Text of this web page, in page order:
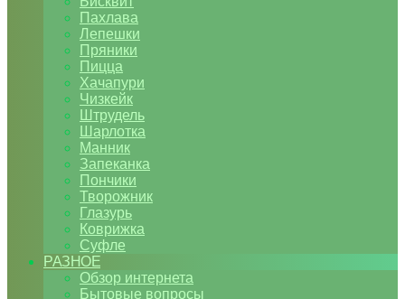
Пахлава
Лепешки
Пряники
Пицца
Хачапури
Чизкейк
Штрудель
Шарлотка
Манник
Запеканка
Пончики
Творожник
Глазурь
Коврижка
Суфле
РАЗНОЕ
Обзор интернета
Бытовые вопросы